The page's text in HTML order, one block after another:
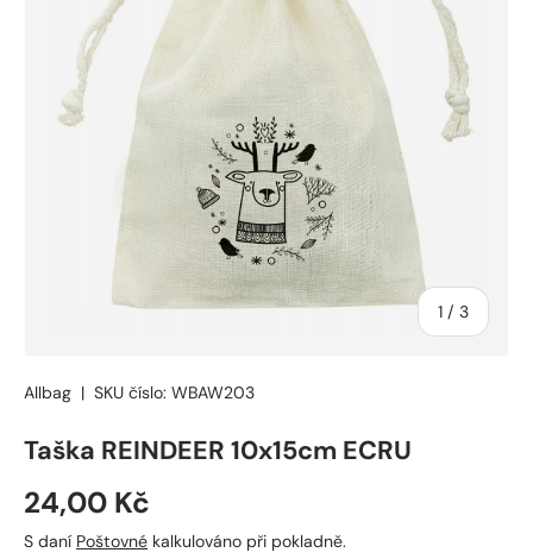
1 / s
3
Allbag | SKU číslo: WBAW203
Taška REINDEER 10x15cm ECRU
24,00 Kč
S daní Poštovné kalkulováno při pokladně.